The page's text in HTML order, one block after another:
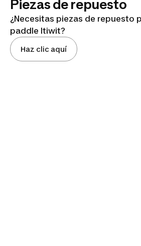
Piezas de repuesto
¿Necesitas piezas de repuesto
paddle Itiwit?
Haz clic aquí